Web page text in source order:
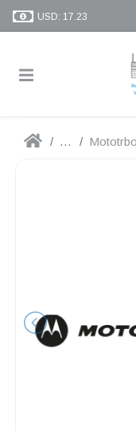
USD: 17.23
... Mototrbo